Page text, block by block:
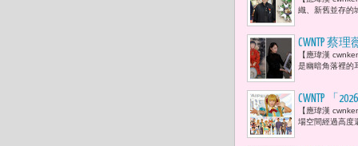
（Légion
織、新舊並存的
CWNTP 蔡
己
【應瑋漢
是幽暗角落裡的
CWNTP 「
Enako、焦
【應瑋漢
場空間經過高度